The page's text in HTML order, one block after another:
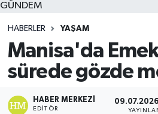
GÜNDEM
HABERLER YAŞAM
Manisa'da
sürede gözde
HABER MERKEZI
EDITÖR
09.07.2026